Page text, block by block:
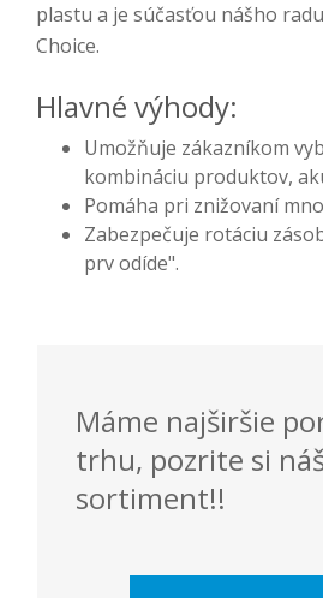
plastu a je súčasťou nášho
Choice.
Hlavné výhody:
Umožňuje zákazníkom
kombináciu produktov,
Pomáha pri znižovaní
Zabezpečuje rotáciu
prv odíde".
Máme najširšie
trhu, pozrite si
sortiment!!